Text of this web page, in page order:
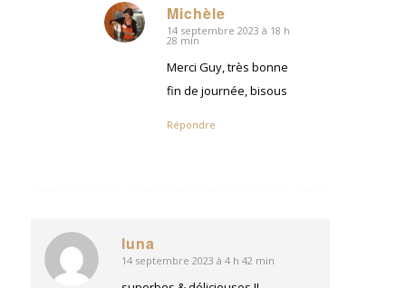
Michèle
dit
14 septembre 2023 à 18 h
28 min
Merci Guy, très bonne
fin de journée, bisous
Répondre
luna
dit
:
14 septembre 2023 à 4 h 42 min